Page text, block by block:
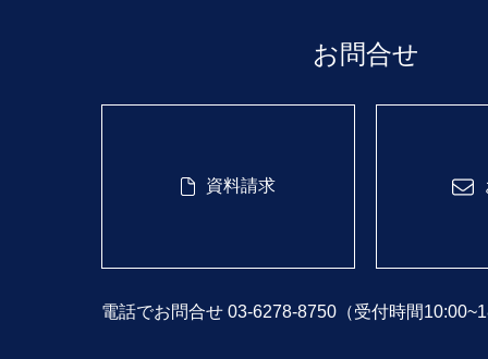
お問合せ
資料請求
電話でお問合せ 03-6278-8750 （受付時間